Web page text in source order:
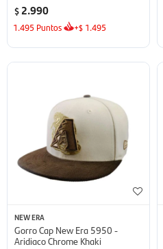
$ 2.990
1.495 Puntos +$ 1.495
NEW ERA
Gorro Cap New Era 5950 -
Aridiaco Chrome Khaki